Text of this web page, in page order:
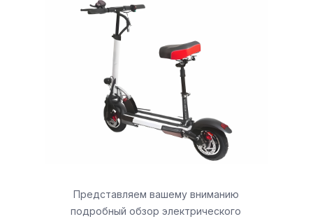
Представляем вашему вниманию
подробный обзор электрического